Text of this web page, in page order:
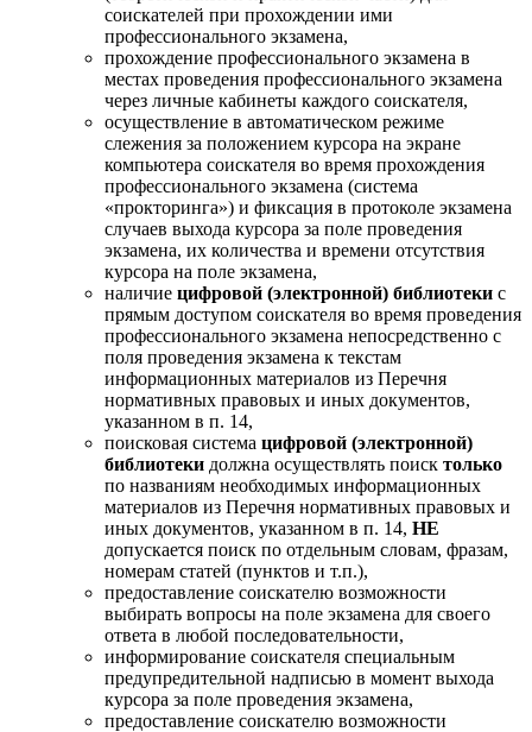
соискателей при прохождении ими
профессионального экзамена,
прохождение профессионального экзамена в
местах проведения профессионального экзамена
через личные кабинеты каждого соискателя,
осуществление в автоматическом режиме
слежения за положением курсора на экране
компьютера соискателя во время прохождения
профессионального экзамена (система
«прокторинга») и фиксация в протоколе экзамена
случаев выхода курсора за поле проведения
экзамена, их количества и времени отсутствия
курсора на поле экзамена,
наличие цифровой (электронной) библиотеки с
прямым доступом соискателя во время проведения
профессионального экзамена непосредственно с
поля проведения экзамена к текстам
информационных материалов из Перечня
нормативных правовых и иных документов,
указанном в п. 14,
поисковая система цифровой (электронной)
библиотеки должна осуществлять поиск только
по названиям необходимых информационных
материалов из Перечня нормативных правовых и
иных документов, указанном в п. 14, НЕ
допускается поиск по отдельным словам, фразам,
номерам статей (пунктов и т.п.),
предоставление соискателю возможности
выбирать вопросы на поле экзамена для своего
ответа в любой последовательности,
информирование соискателя специальным
предупредительной надписью в момент выхода
курсора за поле проведения экзамена,
предоставление соискателю возможности